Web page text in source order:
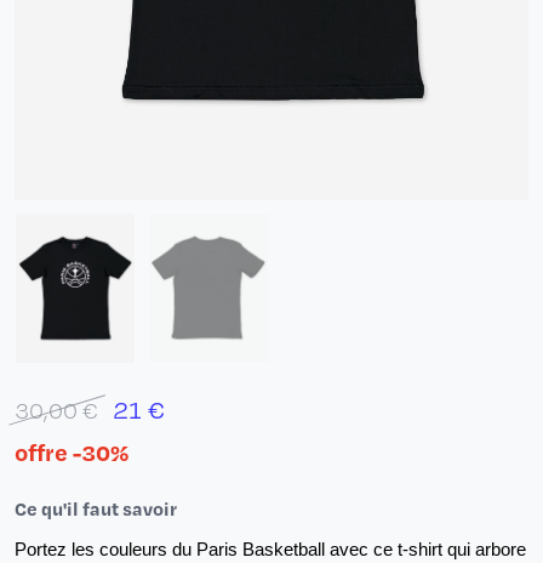
30,00 € 21 €
offre -30%
Ce qu'il faut savoir
Portez les couleurs du Paris Basketball avec ce t-shirt qui arbore